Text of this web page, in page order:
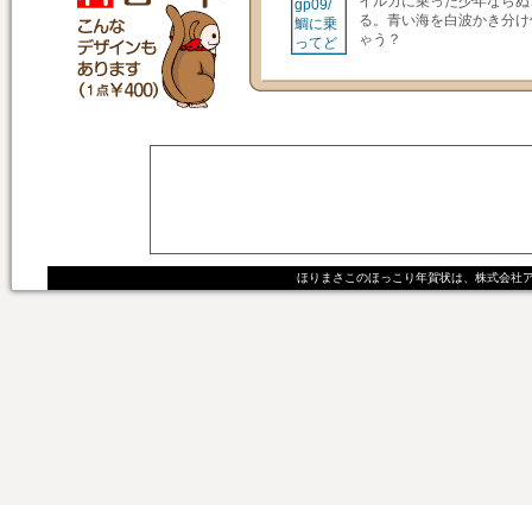
る。青い海を白波かき分
ゃう？
ほりまさこのほっこり年賀状は、株式会社